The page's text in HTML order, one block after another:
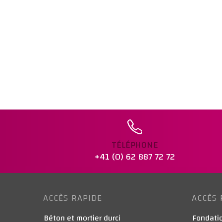
TÉLÉPHONE
+41 (0) 62 887 72 72
ACCÈS RAPIDE
Béton et mortier durci